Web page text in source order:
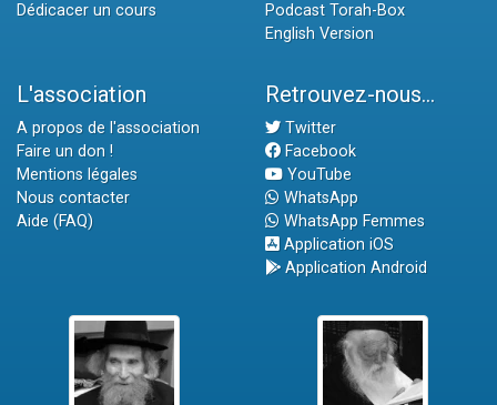
Dédicacer un cours
Podcast Torah-Box
English Version
L'association
A propos de l'association
Faire un don !
Mentions légales
Nous contacter
Aide (FAQ)
Retrouvez-nous...
Twitter
Facebook
YouTube
WhatsApp
WhatsApp Femmes
Application iOS
Application Android